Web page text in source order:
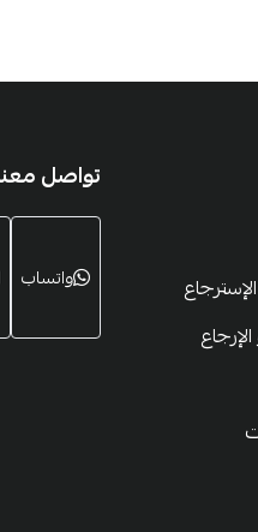
تواصل
واتساب